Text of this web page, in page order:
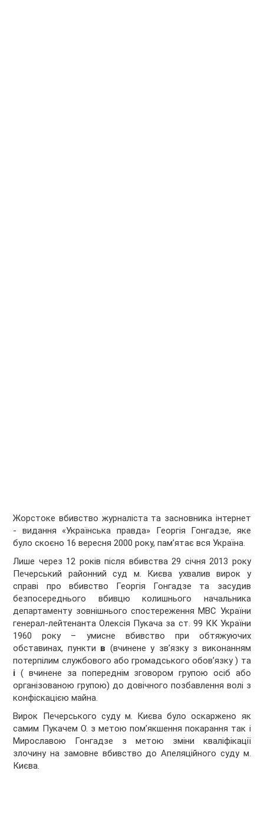
Жорстоке вбивство журналіста та засновника інтернет
- видання «Українська правда» Георгія Гонгадзе, яке
було скоєно 16 вересня 2000 року, пам’ятає вся Україна.
Лише через 12 років після вбивства 29 січня 2013 року
Печерський районний суд м. Києва ухвалив вирок у
справі про вбивство Георгія Гонгадзе та засудив
безпосереднього вбивцю колишнього начальника
департаменту зовнішнього спостереження МВС України
генерал-лейтенанта Олексія Пукача за ст. 99 КК України
1960 року – умисне вбивство при обтяжуючих
обставинах, пункти в (вчинене у зв’язку з виконанням
потерпілим службового або громадського обов’язку ) та
і ( вчинене за попереднім зговором групою осіб або
організованою групою) до довічного позбавлення волі з
конфіскацією майна.
Вирок Печерського суду м. Києва було оскаржено як
самим Пукачем О. з метою пом’якшення покарання так і
Мирославою Гонгадзе з метою зміни кваліфікації
злочину на замовне вбивство до Апеляційного суду м.
Києва.